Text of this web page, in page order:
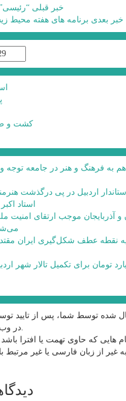
خبر قبلی
خبر بعدی برنامه های هفته محیط
کشت و
به فرهنگ و هنر در جامعه توجه
اردبیل در پی درگذشت
استاد اکبر
و آذربایجان موجب ارتقای امنیت
نقطه عطف شکل‌گیری ایران
شده توسط شما، پس از تایید
غیر از زبان فارسی یا غیر مرتبط